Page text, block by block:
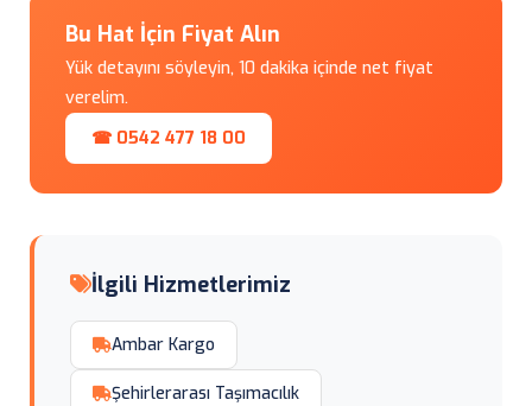
Bu Hat İçin Fiyat Alın
Yük detayını söyleyin, 10 dakika içinde net fiyat
verelim.
☎ 0542 477 18 00
İlgili Hizmetlerimiz
Ambar Kargo
Şehirlerarası Taşımacılık